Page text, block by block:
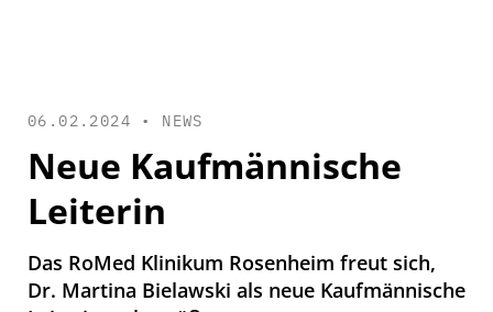
06.02.2024 • NEWS
Neue Kaufmännische
Leiterin
Das RoMed Klinikum Rosenheim freut sich,
Dr. Martina Bielawski als neue Kaufmännische